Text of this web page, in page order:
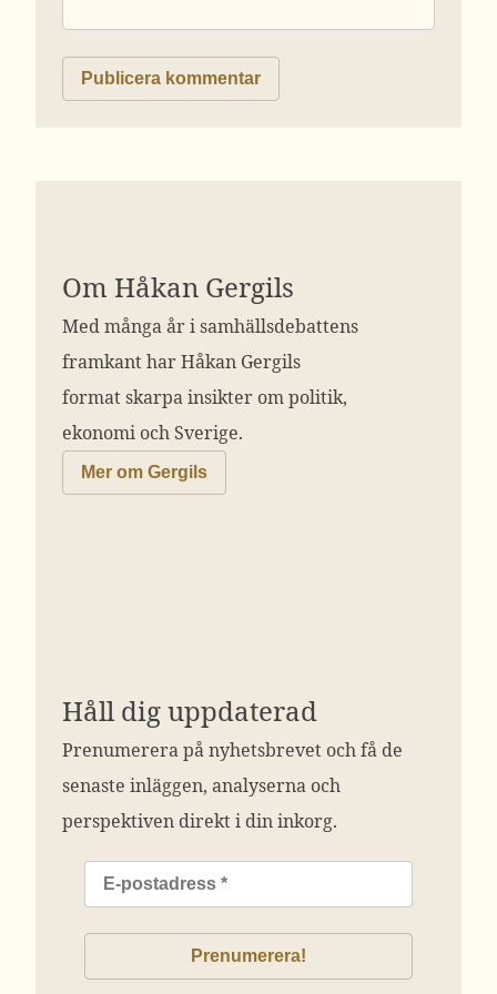
Om Håkan Gergils
Med många år i samhällsdebattens
framkant har Håkan Gergils
format skarpa insikter om politik,
ekonomi och Sverige.
Mer om Gergils
Håll dig uppdaterad
Prenumerera på nyhetsbrevet och få de
senaste inläggen, analyserna och
perspektiven direkt i din inkorg.